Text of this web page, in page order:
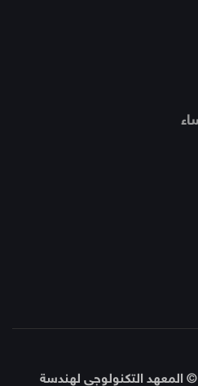
جميع الحقوق محفوظة 2021 © المعهد التكنولوجى لهندسة